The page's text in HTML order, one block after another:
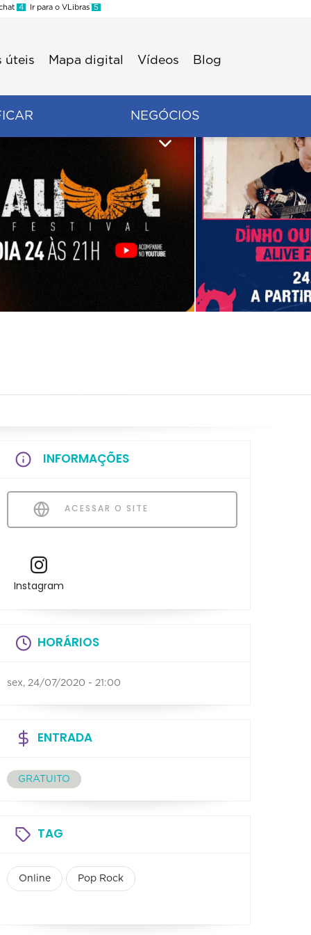
4 Ir para o VLibras 5
úteis Mapa digital Vídeos Blog
NEGÓCIOS
INFORMAÇÕES
ACESSAR O SITE
Instagram
HORÁRIOS
sex, 24/07/2020 - 21:00
ENTRADA
GRATUITO
TAG
Online Pop Rock